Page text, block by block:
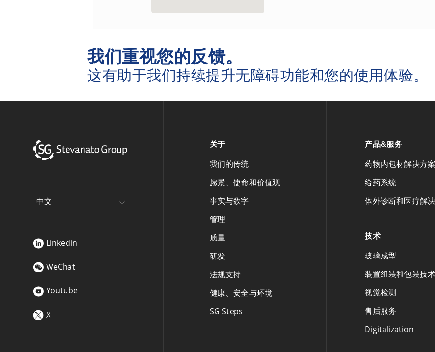
我们重视您的反馈。
这有助于我们持续提升无障碍功能和您的使用体验。
中文
Linkedin
WeChat
Youtube
X
关于
我们的传统
愿景、使命和价值观
事实与数字
管理
质量
研发
法规支持
健康、安全与环境
SG Steps
产品&服务
药物内包材解决方
给药系统
体外诊断和医疗解
技术
玻璃成型
装置组装和包装技
视觉检测
售后服务
Digitalization